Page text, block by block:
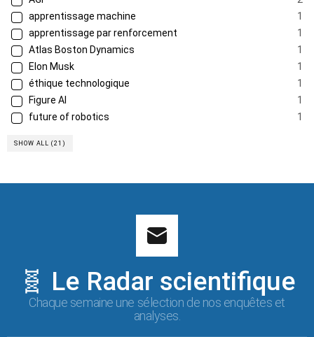
apprentissage machine
1
apprentissage par renforcement
1
Atlas Boston Dynamics
1
Elon Musk
1
éthique technologique
1
Figure AI
1
future of robotics
1
SHOW ALL (21)
🧬 Le Radar scientifique
Chaque semaine une sélection de nos enquêtes et
analyses.